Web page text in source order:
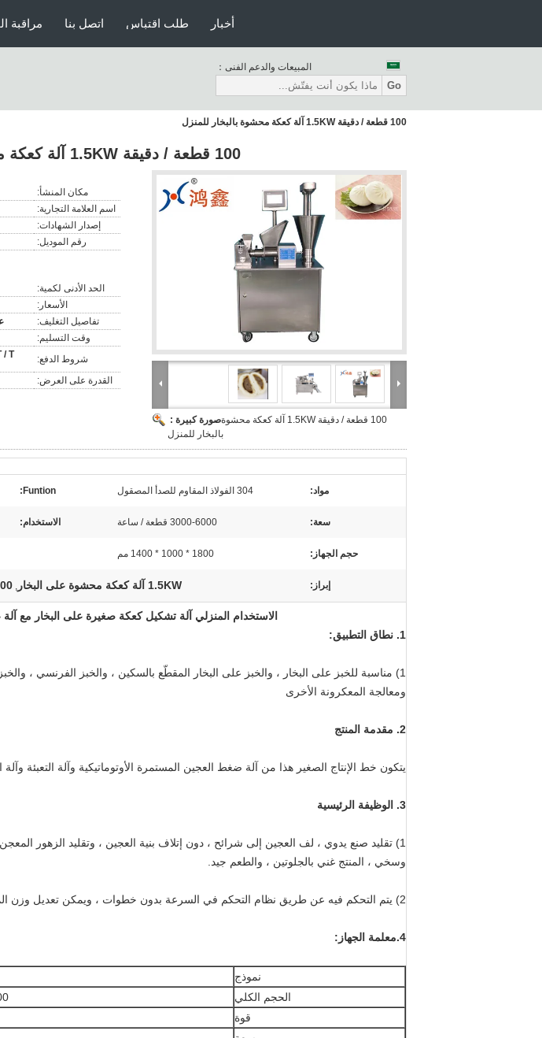
مراقبة اتصل بنا طلب اقتباس أخبار
المبيعات والدعم الفنى：
Go
100 قطعة / دقيقة 1.5KW آلة كعكة محشوة بالبخار للمنزل
100 قطعة / دقيقة 1.5KW آلة كعكة محشوة بالبخار للمنزل
صورة كبيرة :100 قطعة / دقيقة 1.5KW آلة كعكة محشوة
بالبخار للمنزل
مكان المنشأ:
اسم العلامة التجارية:
إصدار الشهادات:
رقم الموديل:
الحد الأدنى لكمية:
الأسعار:
تفاصيل التغليف:
وقت التسليم:
شروط الدفع:
القدرة على العرض:
مواد: 304 الفولاذ المقاوم للصدأ المصقول Funtion:
سعة: 3000-6000 قطعة / ساعة الاستخدام:
حجم الجهاز: 1800 * 1000 * 1400 مم
إبراز: 1.5KW آلة كعكة محشوة على البخار , 100 قطعة / دقيقة آلة
الاستخدام المنزلي آلة تشكيل كعكة صغيرة على البخار مع
1. نطاق التطبيق:
1) مناسبة للخبز على البخار ، والخبز على البخار المقطّع بالسكين ، والخبز الفرنسي ،
ومعالجة المعكرونة الأخرى
2. مقدمة المنتج
يتكون خط الإنتاج الصغير هذا من آلة ضغط العجين المستمرة الأوتوماتيكية وآلة التعبئة وآلة
3. الوظيفة الرئيسية
1) تقليد صنع يدوي ، لف العجين إلى شرائح ، دون إتلاف بنية العجين ، وتقليد الزهور
وسخي ، المنتج غني بالجلوتين ، والطعم جيد.
2) يتم التحكم فيه عن طريق نظام التحكم في السرعة بدون خطوات ، ويمكن تعديل وزن المنتج وطوله
4.معلمة الجهاز:
نموذج
الحجم الكلي
1800
قوة